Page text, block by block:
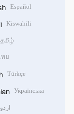
Español
Kiswahili
தமிழ்
ย
Türkçe
Українська
اردو